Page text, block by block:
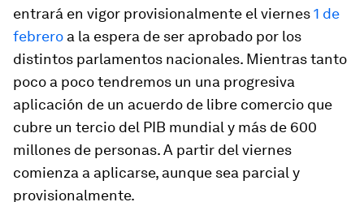
entrará en vigor provisionalmente el viernes1 de
febrero a la espera de ser aprobado por los
distintos parlamentos nacionales. Mientras tanto
poco a poco tendremos un una progresiva
aplicación de un acuerdo de libre comercio que
cubre un tercio del PIB mundial y más de 600
millones de personas. A partir del viernes
comienza a aplicarse, aunque sea parcial y
provisionalmente.